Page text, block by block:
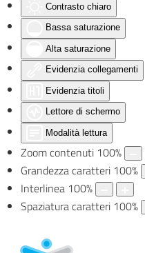
Contrasto chiaro
Bassa saturazione
Alta saturazione
Evidenzia collegamenti
Evidenzia titoli
Lettore di schermo
Modalità lettura
Zoom contenuti 100%
Grandezza caratteri 100%
Interlinea 100%
Spaziatura caratteri 100%